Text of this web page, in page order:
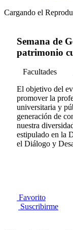
Cargando el
Semana de
patrimonio
Facultades
El objetivo del
promover la
universitaria y
generación de
nuestra
estipulado en la
el Diálogo y
Favorito
Suscribirme